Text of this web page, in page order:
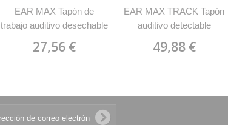
EAR MAX Tapón de
trabajo auditivo desechable
1988TDCN
27,56 €
EAR MAX TRACK Tapón
auditivo detectable
MARCA 1988TDDCN
49,88 €